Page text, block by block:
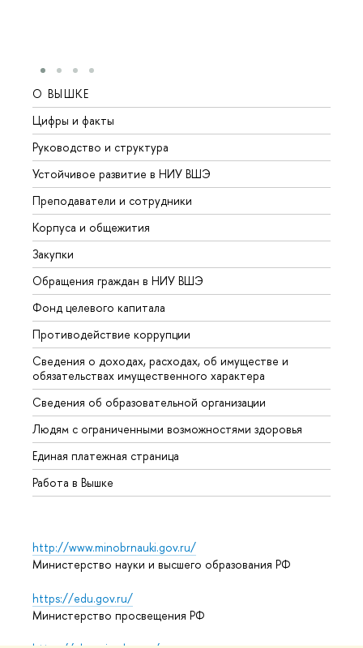
О ВЫШКЕ
Цифры и факты
Руководство и структура
Устойчивое развитие в НИУ ВШЭ
Преподаватели и сотрудники
Корпуса и общежития
Закупки
Обращения граждан в НИУ ВШЭ
Фонд целевого капитала
Противодействие коррупции
Сведения о доходах, расходах, об имуществе и
обязательствах имущественного характера
Сведения об образовательной организации
Людям с ограниченными возможностями здоровья
Единая платежная страница
Работа в Вышке
http://www.minobrnauki.gov.ru/
Министерство науки и высшего образования РФ
https://edu.gov.ru/
Министерство просвещения РФ